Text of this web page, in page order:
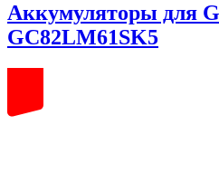
Аккумуляторы для
GC82LM61SK5